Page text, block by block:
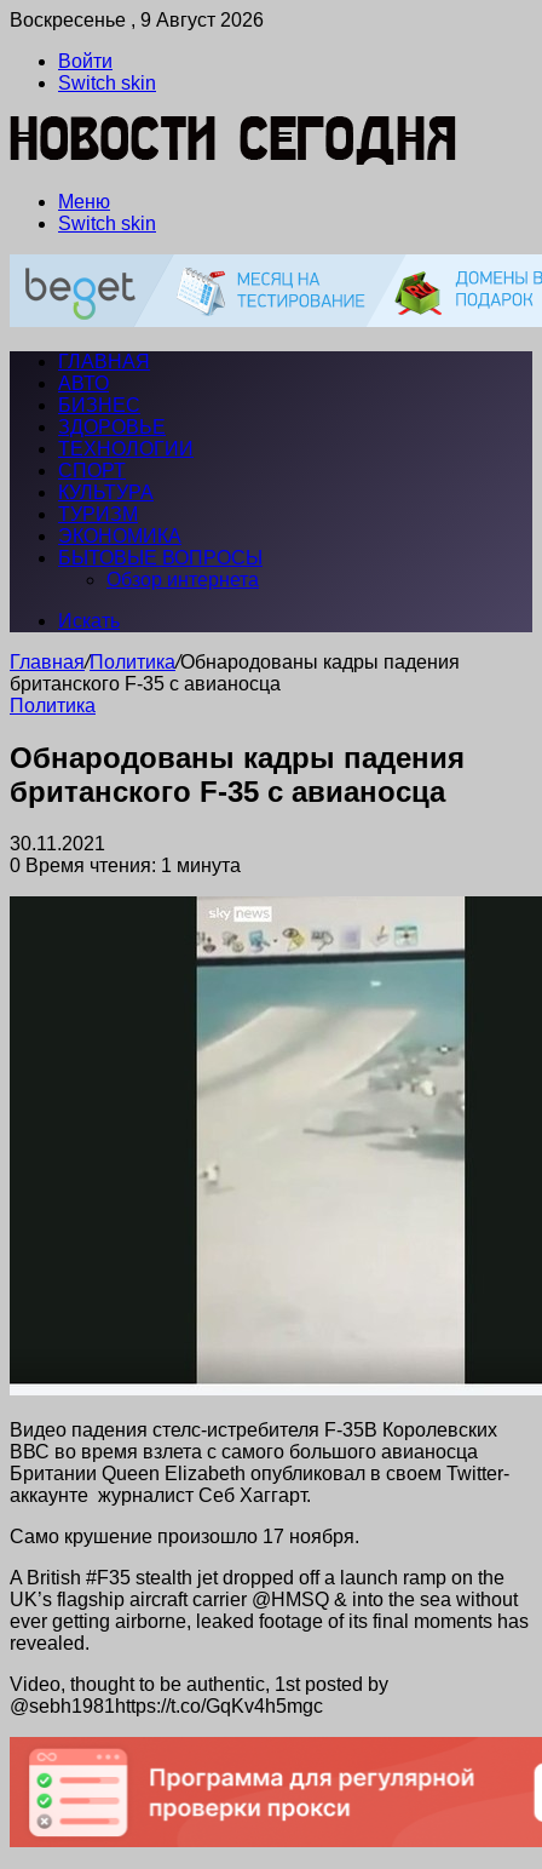
Воскресенье , 9 Август 2026
Войти
Switch skin
Меню
Switch skin
ГЛАВНАЯ
АВТО
БИЗНЕС
ЗДОРОВЬЕ
ТЕХНОЛОГИИ
СПОРТ
КУЛЬТУРА
ТУРИЗМ
ЭКОНОМИКА
БЫТОВЫЕ ВОПРОСЫ
Обзор интернета
Искать
Главная/Политика/Обнародованы кадры падения
британского F-35 с авианосца
Политика
Обнародованы кадры падения
британского F-35 с авианосца
30.11.2021
0 Время чтения: 1 минута
Видео падения стелс-истребителя F-35B Королевских
ВВС во время взлета с самого большого авианосца
Британии Queen Elizabeth опубликовал в своем Twitter-
аккаунте журналист Себ Хаггарт.
Само крушение произошло 17 ноября.
A British #F35 stealth jet dropped off a launch ramp on the
UK’s flagship aircraft carrier @HMSQ & into the sea without
ever getting airborne, leaked footage of its final moments has
revealed.
Video, thought to be authentic, 1st posted by
@sebh1981https://t.co/GqKv4h5mgc